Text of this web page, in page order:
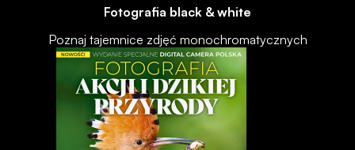
Fotografia black & white
Poznaj tajemnice zdjęć monochromatycznych